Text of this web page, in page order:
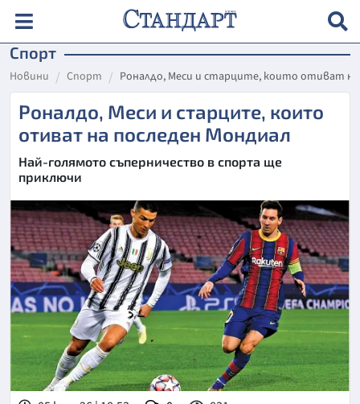
Спорт
Новини Спорт Роналдо, Меси и старците, които отиват на
Роналдо, Меси и старците, които
отиват на последен Мондиал
Най-голямото съперничество в спорта ще
приключи